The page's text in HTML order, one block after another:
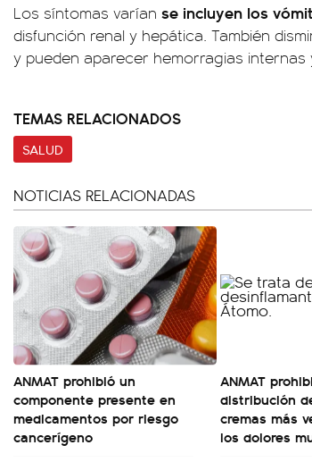
Los síntomas varían se incluyen los
disfunción renal y hepática. También
y pueden aparecer hemorragias
TEMAS RELACIONADOS
SALUD
NOTICIAS RELACIONADAS
ANMAT prohibió un
componente presente en
medicamentos por riesgo
cancerígeno
ANMAT
distribución
cremas más
los dolores